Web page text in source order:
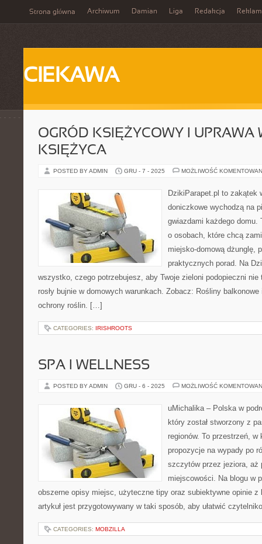
Strona główna Archiwum Damian Liga Redakcja
CIEKAWA
OGRÓD KSIĘŻYCOWY I UPRAWA
KSIĘŻYCA
POSTED BY ADMIN GRU - 7 - 2025 MOŻLIWOŚĆ
DzikiParapet.pl to zakątek
doniczkowe wychodzą na
gwiazdami każdego
o osobach, które chcą
miejsko-domową dżunglę,
praktycznych porad. Na
wszystko, czego potrzebujesz, aby Twoje zieloni podopieczni nie
rosły bujnie w domowych warunkach. Zobacz: Rośliny
ochrony roślin. […]
CATEGORIES: IRISHROOTS
SPA I WELLNESS
POSTED BY ADMIN GRU - 6 - 2025 MOŻLIWOŚĆ
uMichalika – Polska w
który został stworzony z
regionów. To przestrzeń,
propozycje na wypady po
szczytów przez jeziora, aż
miejscowości. Na blogu w
obszerne opisy miejsc, użyteczne tipy oraz subiektywne opinie z
artykuł jest przygotowywany w taki sposób, aby ułatwić
CATEGORIES: MOBZILLA